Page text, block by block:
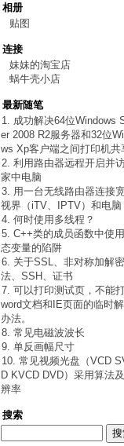
相册
贴图
连接
妹妹的淘宝店
蜗牛壳小店
最新随笔
1. 成功解决64位Windows
er 2008 R2服务器和32位
ws Xp客户端之间打印机共
2. 利用路由器远程开启并
家中电脑
3. 用一台无线路由器连接
视界（iTV、IPTV）和电脑
4. 何时使用多线程？
5. C++类的成员函数中使
态变量的陷阱
6. 关于SSL、非对称加解
法、SSH、证书
7. 可以打印测试页，不能
word文档和IE页面的临时
办法。
8. 常见电磁波波长
9. 单反画幅尺寸
10. 常见视频光盘（VCD
D KVCD DVD）采用算法
辨率
搜索